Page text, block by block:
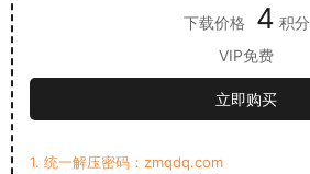
下载价格 4 积分
VIP免费
立即购买
1. 统一解压密码：zmqdq.com